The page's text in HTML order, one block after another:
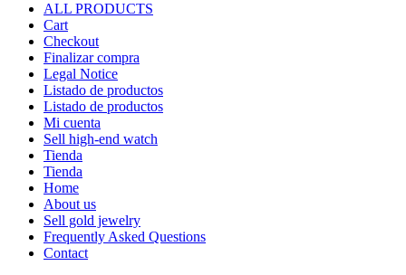
ALL PRODUCTS
Cart
Checkout
Finalizar compra
Legal Notice
Listado de productos
Listado de productos
Mi cuenta
Sell high-end watch
Tienda
Tienda
Home
About us
Sell gold jewelry
Frequently Asked Questions
Contact